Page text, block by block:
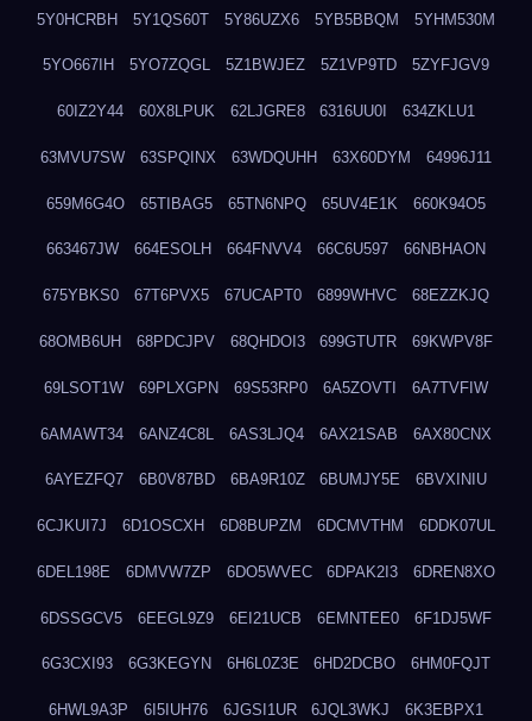
5Y0HCRBH 5Y1QS60T 5Y86UZX6 5YB5BBQM 5YHM530M
5YO667IH 5YO7ZQGL 5Z1BWJEZ 5Z1VP9TD 5ZYFJGV9
60IZ2Y44 60X8LPUK 62LJGRE8 6316UU0I 634ZKLU1
63MVU7SW 63SPQINX 63WDQUHH 63X60DYM 64996J11
659M6G4O 65TIBAG5 65TN6NPQ 65UV4E1K 660K94O5
663467JW 664ESOLH 664FNVV4 66C6U597 66NBHAON
675YBKS0 67T6PVX5 67UCAPT0 6899WHVC 68EZZKJQ
68OMB6UH 68PDCJPV 68QHDOI3 699GTUTR 69KWPV8F
69LSOT1W 69PLXGPN 69S53RP0 6A5ZOVTI 6A7TVFIW
6AMAWT34 6ANZ4C8L 6AS3LJQ4 6AX21SAB 6AX80CNX
6AYEZFQ7 6B0V87BD 6BA9R10Z 6BUMJY5E 6BVXINIU
6CJKUI7J 6D1OSCXH 6D8BUPZM 6DCMVTHM 6DDK07UL
6DEL198E 6DMVW7ZP 6DO5WVEC 6DPAK2I3 6DREN8XO
6DSSGCV5 6EEGL9Z9 6EI21UCB 6EMNTEE0 6F1DJ5WF
6G3CXI93 6G3KEGYN 6H6L0Z3E 6HD2DCBO 6HM0FQJT
6HWL9A3P 6I5IUH76 6JGSI1UR 6JQL3WKJ 6K3EBPX1